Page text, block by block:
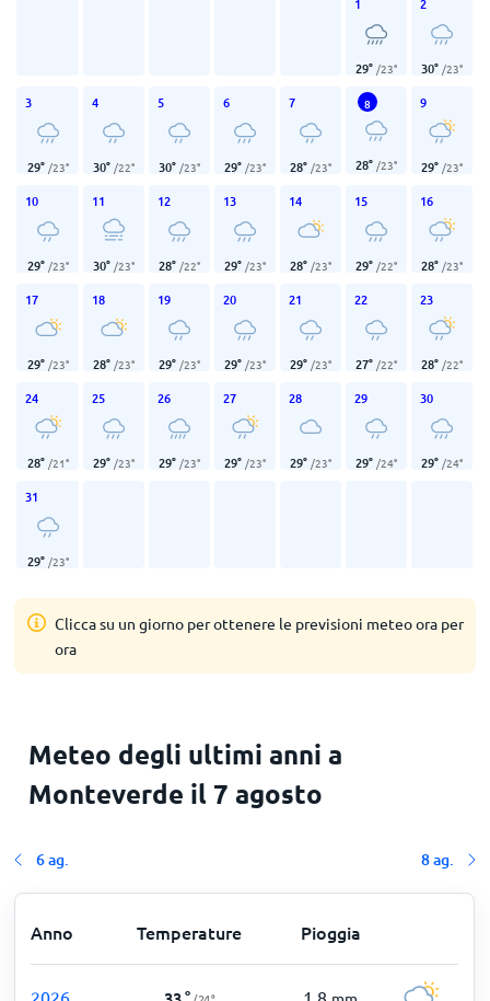
29° /23° 30° /23°
3
29° /23°
4
30° /22°
5
30° /23°
6
29° /23°
7
28° /23°
8
28° /23°
9
29° /23°
10
29° /23°
11
30° /23°
12
28° /22°
13
29° /23°
14
28° /23°
15
29° /22°
16
28° /23°
17
29° /23°
18
28° /23°
19
29° /23°
20
29° /23°
21
29° /23°
22
27° /22°
23
28° /22°
24
28° /21°
25
29° /23°
26
29° /23°
27
29° /23°
28
29° /23°
29
29° /24°
30
29° /24°
31
29° /23°
Clicca su un giorno per ottenere le previsioni meteo ora per
ora
Meteo degli ultimi anni a
Monteverde il 7 agosto
6 ag. 8 ag.
Anno Temperature Pioggia
2026 1,8